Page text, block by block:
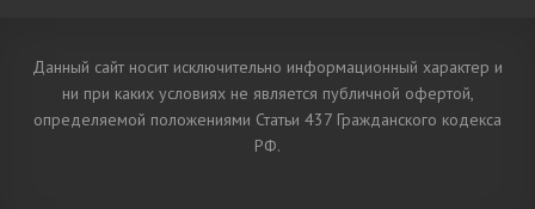
Данный сайт носит исключительно информационный характер и
ни при каких условиях не является публичной офертой,
определяемой положениями Статьи 437 Гражданского кодекса
РФ.